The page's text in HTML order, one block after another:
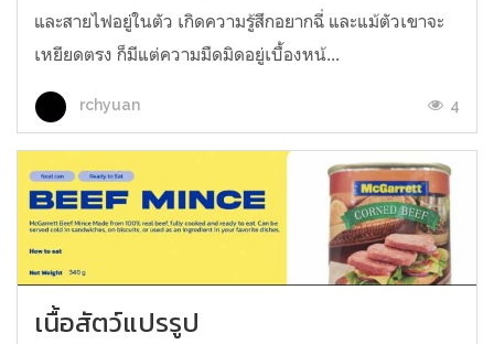
และสายไฟอยู่ในตัว เกิดความรู้สึกอยากฉี่ และแม้ตัวเขาจะ
เหยียดตรง ก็มีแต่ความมืดมิดอยู่เบื้องหน้...
rchyuan 4
เนื้อสัตว์แปรรูป